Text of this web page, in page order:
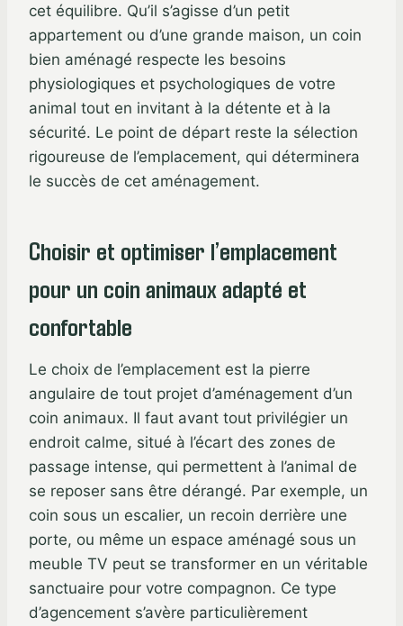
cet équilibre. Qu’il s’agisse d’un petit
appartement ou d’une grande maison, un coin
bien aménagé respecte les besoins
physiologiques et psychologiques de votre
animal tout en invitant à la détente et à la
sécurité. Le point de départ reste la sélection
rigoureuse de l’emplacement, qui déterminera
le succès de cet aménagement.
Choisir et optimiser l’emplacement
pour un coin animaux adapté et
confortable
Le choix de l’emplacement est la pierre
angulaire de tout projet d’aménagement d’un
coin animaux. Il faut avant tout privilégier un
endroit calme, situé à l’écart des zones de
passage intense, qui permettent à l’animal de
se reposer sans être dérangé. Par exemple, un
coin sous un escalier, un recoin derrière une
porte, ou même un espace aménagé sous un
meuble TV peut se transformer en un véritable
sanctuaire pour votre compagnon. Ce type
d’agencement s’avère particulièrement